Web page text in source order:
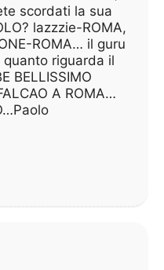
scordati la sua
lazzzie-ROMA,
ROMA… il guru
riguarda il
BELLISSIMO
A ROMA…